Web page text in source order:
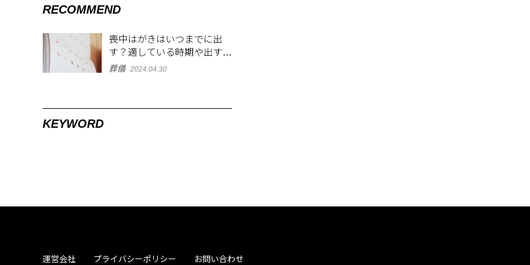
RECOMMEND
喪中はがきはいつまでに出
す？適している時期や出す範
囲を解説！
葬儀 2024.04.30
KEYWORD
運営会社 プライバシーポリシー お問い合わせ